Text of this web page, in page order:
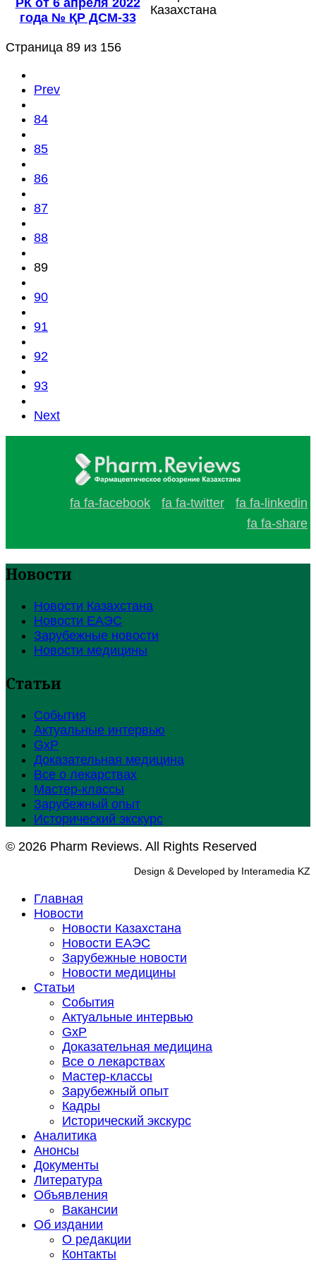
РК от 6 апреля 2022
года № ҚР ДСМ-33
Казахстана
Страница 89 из 156
Prev
84
85
86
87
88
89
90
91
92
93
Next
fa fa-facebook fa fa-twitter
fa fa-linkedin
fa fa-share
Новости
Новости Казахстана
Новости ЕАЭС
Зарубежные новости
Новости медицины
Статьи
События
Актуальные интервью
GxP
Доказательная медицина
Все о лекарствах
Мастер-классы
Зарубежный опыт
Исторический экскурс
© 2026 Pharm Reviews. All Rights Reserved
Design & Developed by Interamedia KZ
Главная
Новости
Новости Казахстана
Новости ЕАЭС
Зарубежные новости
Новости медицины
Статьи
События
Актуальные интервью
GxP
Доказательная медицина
Все о лекарствах
Мастер-классы
Зарубежный опыт
Кадры
Исторический экскурс
Аналитика
Анонсы
Документы
Литература
Объявления
Вакансии
Об издании
О редакции
Контакты